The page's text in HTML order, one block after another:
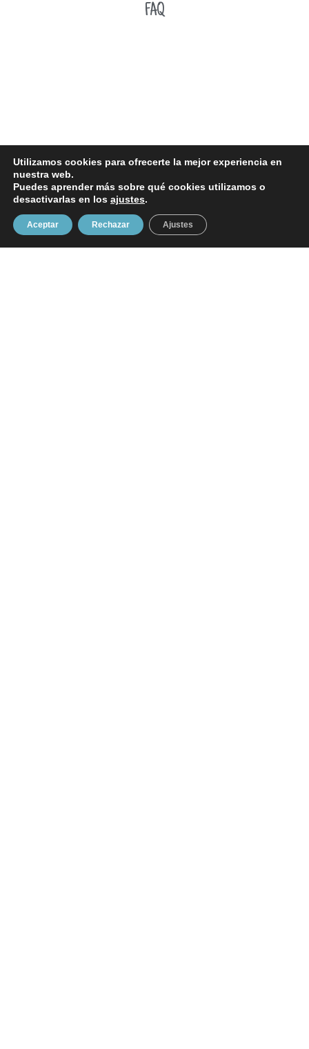
FAQ
Utilizamos cookies para ofrecerte la mejor experiencia en
nuestra web.
Puedes aprender más sobre qué cookies utilizamos o
desactivarlas en los ajustes.
Aceptar Rechazar Ajustes